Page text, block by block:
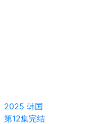
2025 韩国
第12集完结